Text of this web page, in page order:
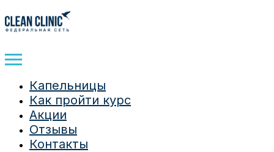
Капельницы
Как пройти курс
Акции
Отзывы
Контакты